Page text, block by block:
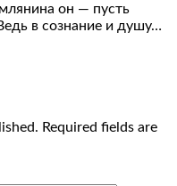
он — пусть
в сознание и душу…
Required fields are